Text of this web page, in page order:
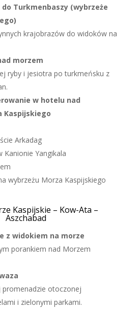
do Turkmenbaszy (wybrzeże
krajobrazów do widoków na
morzem
ryby i jesiotra po turkmeńsku z
w hotelu nad
Kaspijskiego
Arkadag
Kanionie Yangikala
wybrzeżu Morza Kaspijskiego
Kaspijskie – Kow-Ata –
Aszchabad
z widokiem na morze
porankiem nad Morzem
promenadzie otoczonej
i zielonymi parkami.